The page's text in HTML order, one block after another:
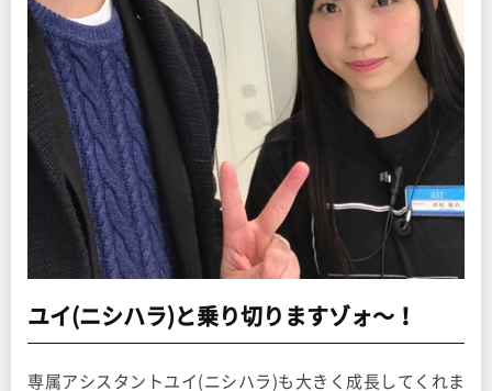
ユイ(ニシハラ)と乗り切りますゾォ〜！
専属アシスタントユイ(ニシハラ)も大きく成長してくれま